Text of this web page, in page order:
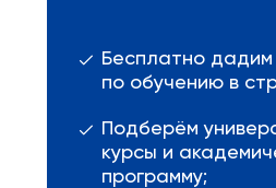
Бесплатно
по обучению в
Подберём
курсы и
программу;